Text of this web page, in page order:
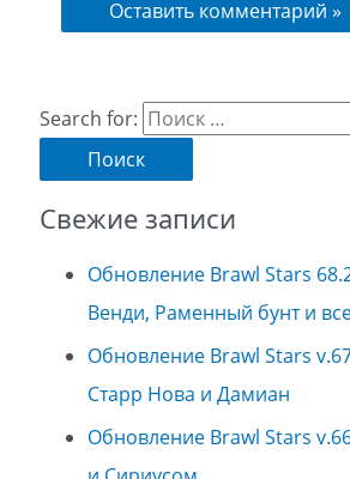
Search for:
Свежие записи
Обновление Brawl Stars
Венди, Раменный бунт и
Обновление Brawl Stars
Старр Нова и Дамиан
Обновление Brawl Stars